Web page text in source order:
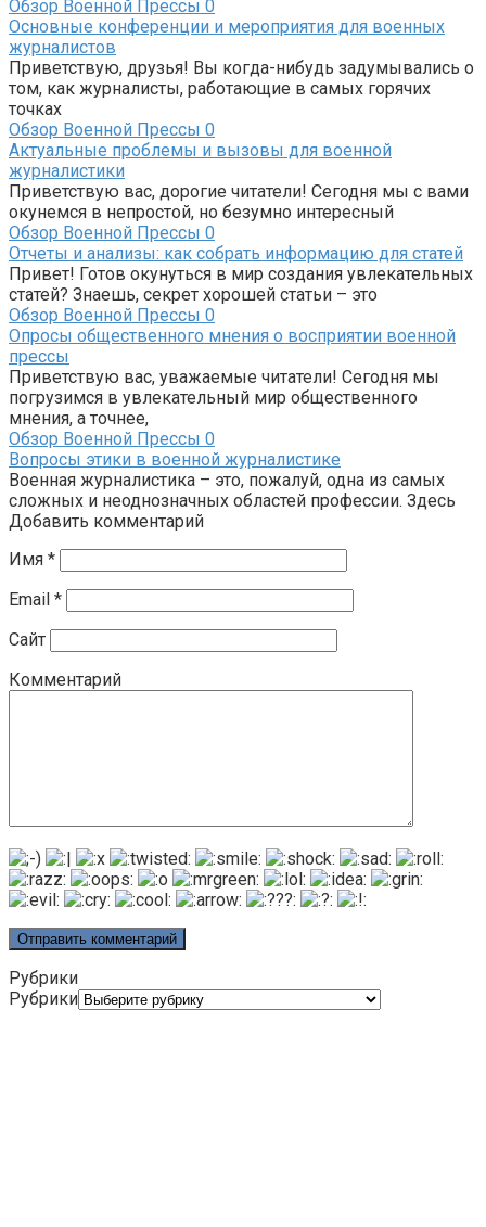
Обзор Военной Прессы 0
Основные конференции и мероприятия для военных
журналистов
Приветствую, друзья! Вы когда-нибудь задумывались о
том, как журналисты, работающие в самых горячих
точках
Обзор Военной Прессы 0
Актуальные проблемы и вызовы для военной
журналистики
Приветствую вас, дорогие читатели! Сегодня мы с вами
окунемся в непростой, но безумно интересный
Обзор Военной Прессы 0
Отчеты и анализы: как собрать информацию для статей
Привет! Готов окунуться в мир создания увлекательных
статей? Знаешь, секрет хорошей статьи – это
Обзор Военной Прессы 0
Опросы общественного мнения о восприятии военной
прессы
Приветствую вас, уважаемые читатели! Сегодня мы
погрузимся в увлекательный мир общественного
мнения, а точнее,
Обзор Военной Прессы 0
Вопросы этики в военной журналистике
Военная журналистика – это, пожалуй, одна из самых
сложных и неоднозначных областей профессии. Здесь
Добавить комментарий
Имя *
Email *
Сайт
Комментарий
Рубрики
Рубрики